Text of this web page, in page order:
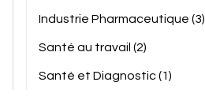
Industrie Pharmaceutique (3)
Santé au travail (2)
Santé et Diagnostic(1)